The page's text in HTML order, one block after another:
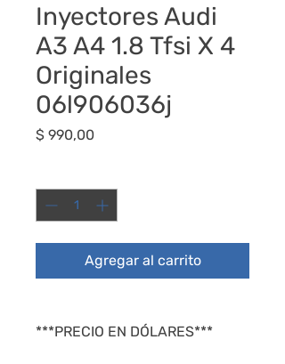
Inyectores Audi
A3 A4 1.8 Tfsi X 4
Originales
06l906036j
$ 990,00Precio
Agregar al carrito
***PRECIO EN DÓLARES***